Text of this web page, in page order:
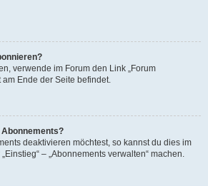
verwende im Forum den Link „Forum
Ende der Seite befindet.
deaktivieren möchtest, so kannst du dies im
– „Abonnements verwalten“ machen.